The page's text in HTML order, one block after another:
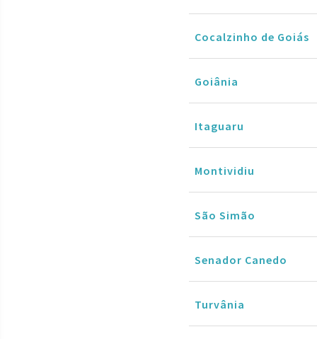
Cocalzinho de Goiás
Goiânia
Itaguaru
Montividiu
São Simão
Senador Canedo
Turvânia